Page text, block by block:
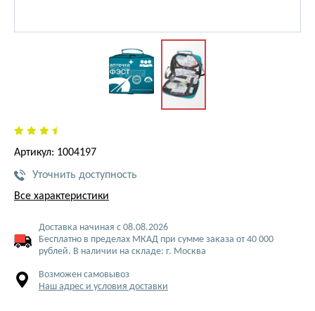
Артикул: 1004197
Уточнить доступность
Все характеристики
Доставка начиная с 08.08.2026
Бесплатно в пределах МКАД при сумме заказа от 40 000
рублей. В наличии на складе: г. Москва
Возможен самовывоз
Наш адрес и условия доставки